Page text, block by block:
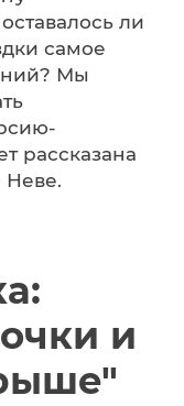
ли
самое
Мы
рассказана
Неве.
и